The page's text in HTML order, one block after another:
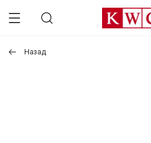
Назад